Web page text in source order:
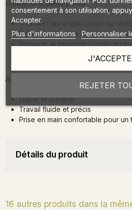
Utilisations principales :
Travailler les ongles longs ou
Retirer ou égaliser les produits
Travail précis grâce au rebord
Avantages :
Fiable et durable
Travail fluide et précis
Prise en main confortable pour un
Détails du produit
16 autres produits dans la
consentement à son utilisation,
Accepter.
Plus d'informations Personnaliser
REJETER
J'ACCEPTE